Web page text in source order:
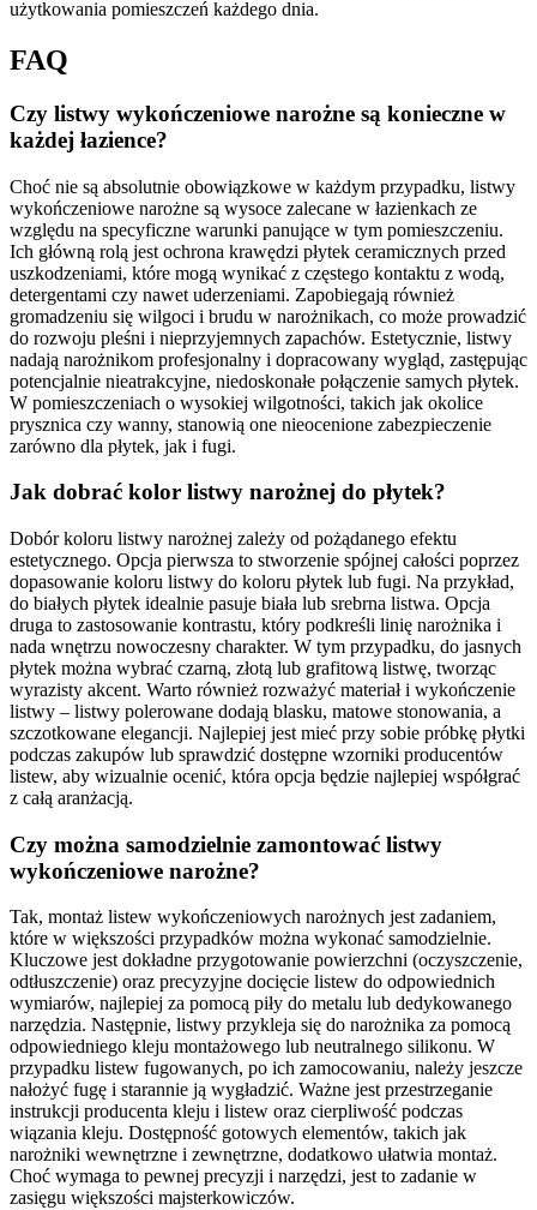
użytkowania pomieszczeń każdego dnia.
FAQ
Czy listwy wykończeniowe narożne są konieczne w
każdej łazience?
Choć nie są absolutnie obowiązkowe w każdym przypadku, listwy
wykończeniowe narożne są wysoce zalecane w łazienkach ze
względu na specyficzne warunki panujące w tym pomieszczeniu.
Ich główną rolą jest ochrona krawędzi płytek ceramicznych przed
uszkodzeniami, które mogą wynikać z częstego kontaktu z wodą,
detergentami czy nawet uderzeniami. Zapobiegają również
gromadzeniu się wilgoci i brudu w narożnikach, co może prowadzić
do rozwoju pleśni i nieprzyjemnych zapachów. Estetycznie, listwy
nadają narożnikom profesjonalny i dopracowany wygląd, zastępując
potencjalnie nieatrakcyjne, niedoskonałe połączenie samych płytek.
W pomieszczeniach o wysokiej wilgotności, takich jak okolice
prysznica czy wanny, stanowią one nieocenione zabezpieczenie
zarówno dla płytek, jak i fugi.
Jak dobrać kolor listwy narożnej do płytek?
Dobór koloru listwy narożnej zależy od pożądanego efektu
estetycznego. Opcja pierwsza to stworzenie spójnej całości poprzez
dopasowanie koloru listwy do koloru płytek lub fugi. Na przykład,
do białych płytek idealnie pasuje biała lub srebrna listwa. Opcja
druga to zastosowanie kontrastu, który podkreśli linię narożnika i
nada wnętrzu nowoczesny charakter. W tym przypadku, do jasnych
płytek można wybrać czarną, złotą lub grafitową listwę, tworząc
wyrazisty akcent. Warto również rozważyć materiał i wykończenie
listwy – listwy polerowane dodają blasku, matowe stonowania, a
szczotkowane elegancji. Najlepiej jest mieć przy sobie próbkę płytki
podczas zakupów lub sprawdzić dostępne wzorniki producentów
listew, aby wizualnie ocenić, która opcja będzie najlepiej współgrać
z całą aranżacją.
Czy można samodzielnie zamontować listwy
wykończeniowe narożne?
Tak, montaż listew wykończeniowych narożnych jest zadaniem,
które w większości przypadków można wykonać samodzielnie.
Kluczowe jest dokładne przygotowanie powierzchni (oczyszczenie,
odtłuszczenie) oraz precyzyjne docięcie listew do odpowiednich
wymiarów, najlepiej za pomocą piły do metalu lub dedykowanego
narzędzia. Następnie, listwy przykleja się do narożnika za pomocą
odpowiedniego kleju montażowego lub neutralnego silikonu. W
przypadku listew fugowanych, po ich zamocowaniu, należy jeszcze
nałożyć fugę i starannie ją wygładzić. Ważne jest przestrzeganie
instrukcji producenta kleju i listew oraz cierpliwość podczas
wiązania kleju. Dostępność gotowych elementów, takich jak
narożniki wewnętrzne i zewnętrzne, dodatkowo ułatwia montaż.
Choć wymaga to pewnej precyzji i narzędzi, jest to zadanie w
zasięgu większości majsterkowiczów.